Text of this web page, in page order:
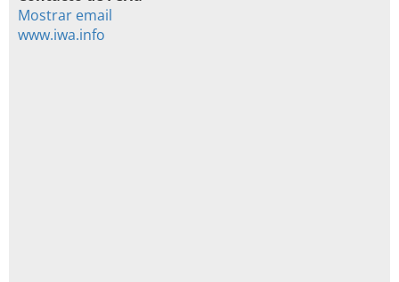
Mostrar email
www.iwa.info